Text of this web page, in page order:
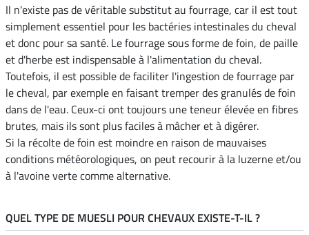
Il n'existe pas de véritable substitut au fourrage, car il est tout
simplement essentiel pour les bactéries intestinales du cheval
et donc pour sa santé. Le fourrage sous forme de foin, de paille
et d'herbe est indispensable à l'alimentation du cheval.
Toutefois, il est possible de faciliter l'ingestion de fourrage par
le cheval, par exemple en faisant tremper des granulés de foin
dans de l'eau. Ceux-ci ont toujours une teneur élevée en fibres
brutes, mais ils sont plus faciles à mâcher et à digérer.
Si la récolte de foin est moindre en raison de mauvaises
conditions météorologiques, on peut recourir à la luzerne et/ou
à l'avoine verte comme alternative.
QUEL TYPE DE MUESLI POUR CHEVAUX EXISTE-T-IL ?